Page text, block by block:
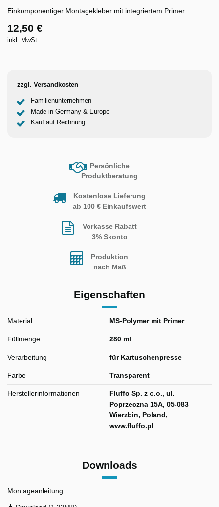
Einkomponentiger Montagekleber mit integriertem Primer
12,50 €
inkl. MwSt.
zzgl. Versandkosten
Familienunternehmen
Made in Germany & Europe
Kauf auf Rechnung
Persönliche
Produktberatung
Kostenlose Lieferung
ab 100 € Einkaufswert
Vorkasse Rabatt
3% Skonto
Produktion
nach Maß
Eigenschaften
Material MS-Polymer mit Primer
Füllmenge 280 ml
Verarbeitung für Kartuschenpresse
Farbe Transparent
Herstellerinformationen
Fluffo Sp. z o.o., ul.
Poprzeczna 15A, 05-083
Wierzbin, Poland,
www.fluffo.pl
Downloads
Montageanleitung